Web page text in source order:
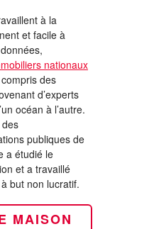
à la
et facile à
nationaux
des
d’experts
océan à l’autre.
publiques de
a étudié le
et a travaillé
but non lucratif.
MAISON